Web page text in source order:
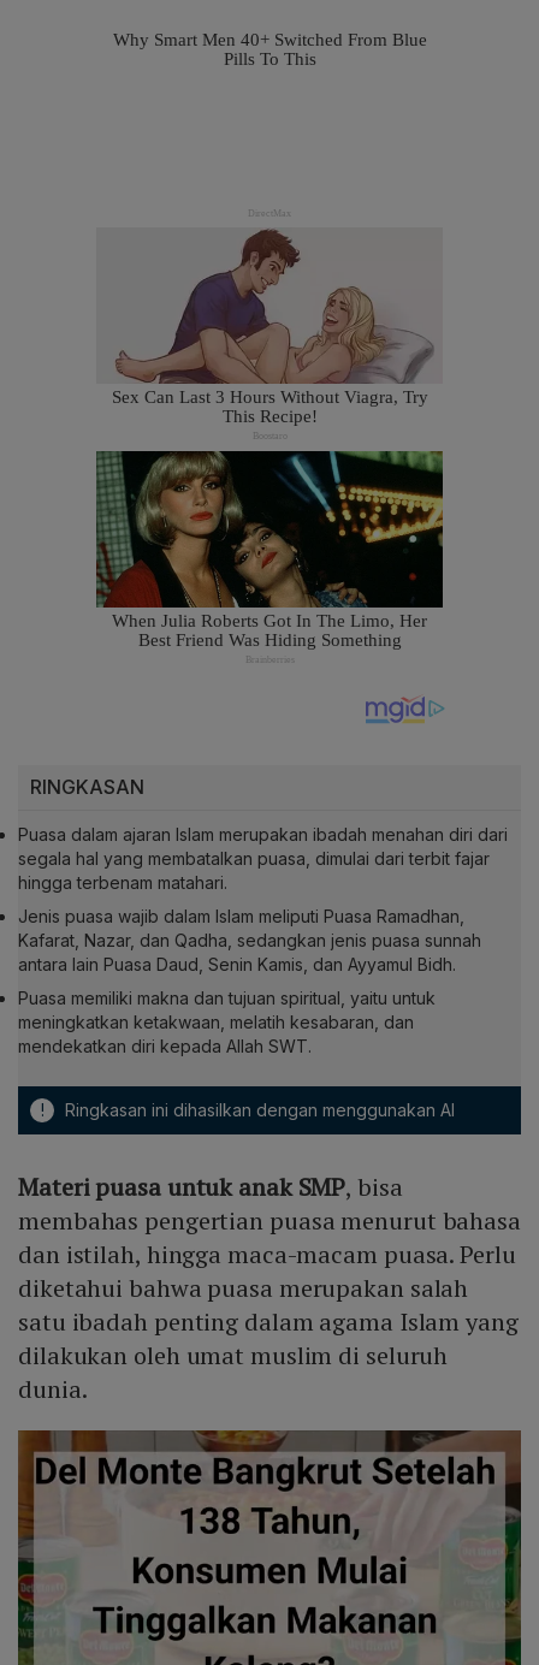
RINGKASAN
Puasa dalam ajaran Islam merupakan ibadah menahan diri dari
segala hal yang membatalkan puasa, dimulai dari terbit fajar
hingga terbenam matahari.
Jenis puasa wajib dalam Islam meliputi Puasa Ramadhan,
Kafarat, Nazar, dan Qadha, sedangkan jenis puasa sunnah
antara lain Puasa Daud, Senin Kamis, dan Ayyamul Bidh.
Puasa memiliki makna dan tujuan spiritual, yaitu untuk
meningkatkan ketakwaan, melatih kesabaran, dan
mendekatkan diri kepada Allah SWT.
! Ringkasan ini dihasilkan dengan menggunakan AI
Materi puasa untuk anak SMP, bisa
membahas pengertian puasa menurut bahasa
dan istilah, hingga maca-macam puasa. Perlu
diketahui bahwa puasa merupakan salah
satu ibadah penting dalam agama Islam yang
dilakukan oleh umat muslim di seluruh
dunia.